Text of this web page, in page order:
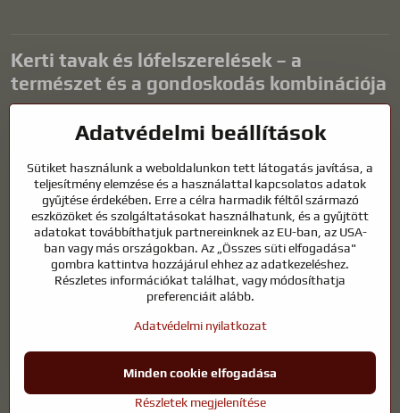
Kerti tavak és lófelszerelések – a
természet és a gondoskodás kombinációja
harmonikus környezetet teremtenek a kikapcsolódáshoz és a vízi
karbantartás kulcsfontosságú a tiszta vízhez és az egészséges
tóhoz egész évben. Ugyanilyen fontos az életünk részét képező
állatok gondozása is.
A lovaknak kiváló minőségű lovaglófelszerelésre, megfelelő
táplálkozásra és felelősségteljes gondoskodásra van szükségük
ahhoz, hogy egészségesek, erősek és elégedettek legyenek. Legyen
szó lovasok, tenyésztők vagy természetkedvelők felszereléséről, a cél
állatok, mind az emberek természetes egyensúlyát, biztonságát és
jólétét.
©2026Szerzői jogAdatvédelmi beállításokAdatvédelmi nyilatkozat
Adatvédelmi beállítások
Sütiket használunk a weboldalunkon tett látogatás javítása, a
teljesítmény elemzése és a használattal kapcsolatos adatok
gyűjtése érdekében. Erre a célra harmadik féltől származó
eszközöket és szolgáltatásokat használhatunk, és a gyűjtött
adatokat továbbíthatjuk partnereinknek az EU-ban, az USA-
ban vagy más országokban. Az „Összes süti elfogadása"
gombra kattintva hozzájárul ehhez az adatkezeléshez.
Részletes információkat találhat, vagy módosíthatja
preferenciáit alább.
Adatvédelmi nyilatkozat
Részletek megjelenítése
Minden cookie elfogadása